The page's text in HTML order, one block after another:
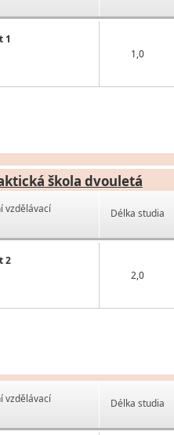
1
1,0
škola dvouletá
vzdělávací
2
Délka studia
2,0
vzdělávací Délka studia